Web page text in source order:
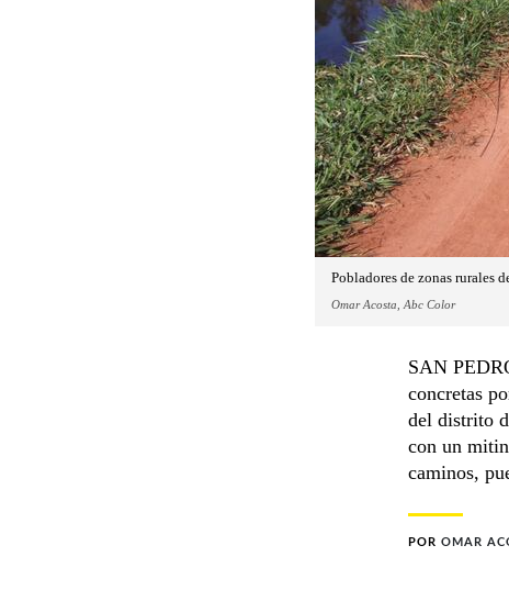
Pobladores de zonas rurales
Omar Acosta, Abc Color
SAN
concretas
del distrito
con un
caminos,
POR OMAR